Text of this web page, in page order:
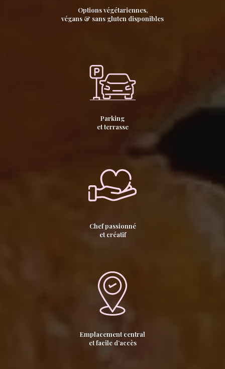
Options végétariennes,
végans & sans gluten disponibles
Parking
et terrasse
Chef passionné
et créatif
Emplacement central
et facile d’accès